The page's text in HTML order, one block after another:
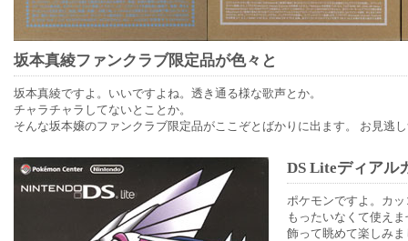
坂本真綾ファンクラブ限定品が色々と
坂本真綾ですよ。いいですよね。透き通る様な歌声とか。
チャラチャラしてないとことか。
そんな坂本嬢のファンクラブ限定品がここぞとばかりに出ます。 お見逃
DS Liteディアル
ポケモンですよ。カ
もったいなくて使え
飾って眺めて楽しみ